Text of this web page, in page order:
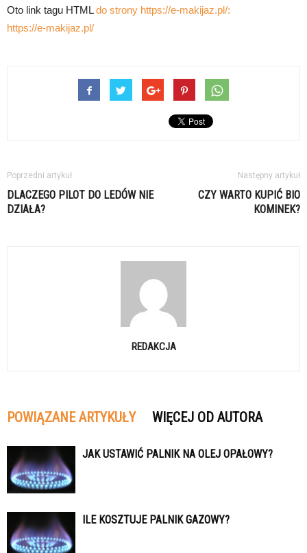
Oto link tagu HTMLdo strony https://e-makijaz.pl/:
https://e-makijaz.pl/
Poprzedni artykuł
DLACZEGO PILOT DO LEDÓW NIE
DZIAŁA?
Następny artykuł
CZY WARTO KUPIĆ BIO
KOMINEK?
REDAKCJA
POWIĄZANE ARTYKUŁY WIĘCEJ OD AUTORA
JAK USTAWIĆ PALNIK NA OLEJ OPAŁOWY?
ILE KOSZTUJE PALNIK GAZOWY?